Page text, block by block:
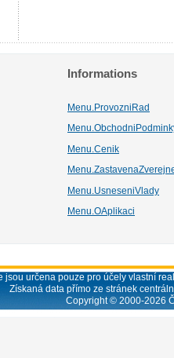
Informations
Menu.ProvozniRad
Menu.Cenik
Menu.UsneseniVlady
Menu.OAplikaci
určena pouze pro účely vlastní
Získaná data přímo ze stránek
Copyright © 2000-2026